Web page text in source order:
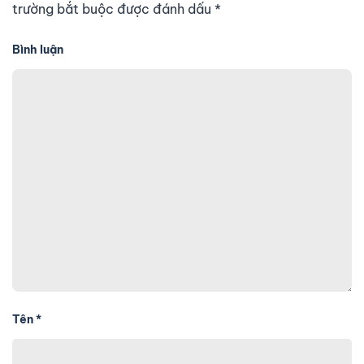
trường bắt buộc được đánh dấu *
Bình luận
Tên*